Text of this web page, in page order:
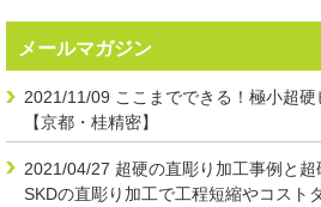
メールマガジン
2021/11/09 ここまでできる！極小超
【京都・桂精密】
2021/04/27 超硬の直彫り加工事例と
SKDの直彫り加工で工程短縮やコスト